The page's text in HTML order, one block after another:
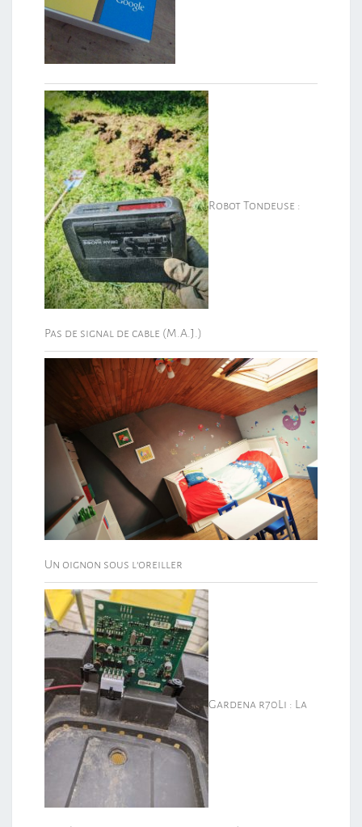
Robot Tondeuse :
Pas de signal de cable (M.A.J.)
Un oignon sous l’oreiller
Gardena r70Li : La